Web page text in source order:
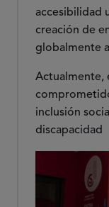
accesibilidad
creación de
globalmente
Actualmente,
inclusión
discapacidad